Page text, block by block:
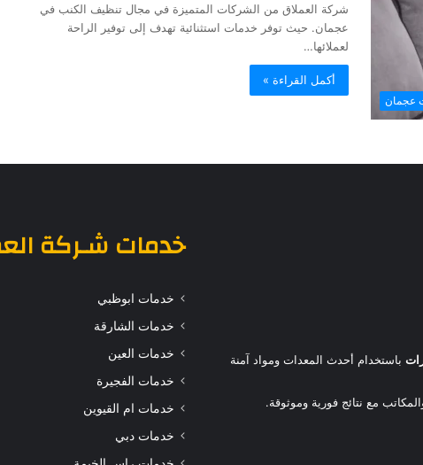
عجمان
شركة العملاق من الشركات المتميزة في مجال تنظيف الكنب في
عجمان. حيث توفر خدمات استثنائية تهدف إلى توفير الراحة
لعملائها…
أكمل القراءة »
باستخدام أحدث المعدات ومواد آمنة
مع نتائج فورية وموثوقة.
خدمات شـركة
خدمات ابوظبي
خدمات الشارقة
خدمات العين
خدمات الفجيرة
خدمات ام القيوين
خدمات دبي